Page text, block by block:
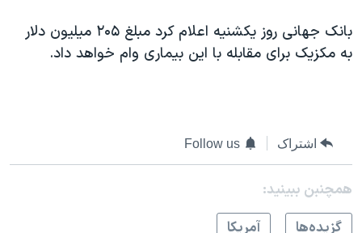
بانک جهانی روز یکشنیه اعلام کرد مبلغ ۲۰۵ میلیون دلار
به مکزیک برای مقابله با این بیماری وام خواهد داد.
اشتراک Follow us
همچنبن ببینید:
گزيده‌ها
آمريکا